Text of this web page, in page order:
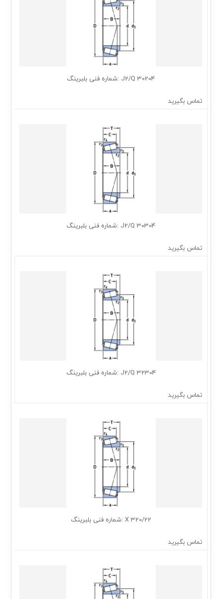
30204 J2/Q :شماره فنی بلبرینگ
تماس بگیرید
30304 J2/Q :شماره فنی بلبرینگ
تماس بگیرید
32304 J2/Q :شماره فنی بلبرینگ
تماس بگیرید
320/22 X :شماره فنی بلبرینگ
تماس بگیرید